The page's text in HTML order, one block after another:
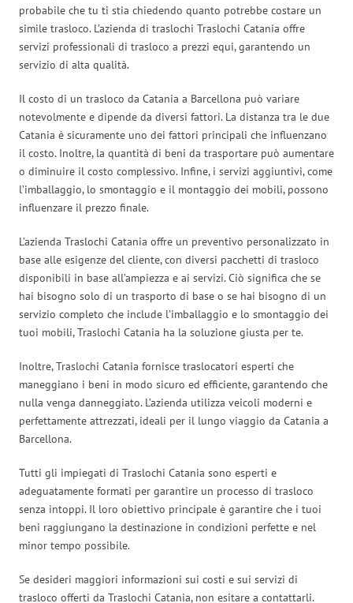
probabile che tu ti stia chiedendo quanto potrebbe costare un
simile trasloco. L’azienda di traslochi Traslochi Catania offre
servizi professionali di trasloco a prezzi equi, garantendo un
servizio di alta qualità.
Il costo di un trasloco da Catania a Barcellona può variare
notevolmente e dipende da diversi fattori. La distanza tra le due
Catania è sicuramente uno dei fattori principali che influenzano
il costo. Inoltre, la quantità di beni da trasportare può aumentare
o diminuire il costo complessivo. Infine, i servizi aggiuntivi, come
l’imballaggio, lo smontaggio e il montaggio dei mobili, possono
influenzare il prezzo finale.
L’azienda Traslochi Catania offre un preventivo personalizzato in
base alle esigenze del cliente, con diversi pacchetti di trasloco
disponibili in base all’ampiezza e ai servizi. Ciò significa che se
hai bisogno solo di un trasporto di base o se hai bisogno di un
servizio completo che include l’imballaggio e lo smontaggio dei
tuoi mobili, Traslochi Catania ha la soluzione giusta per te.
Inoltre, Traslochi Catania fornisce traslocatori esperti che
maneggiano i beni in modo sicuro ed efficiente, garantendo che
nulla venga danneggiato. L’azienda utilizza veicoli moderni e
perfettamente attrezzati, ideali per il lungo viaggio da Catania a
Barcellona.
Tutti gli impiegati di Traslochi Catania sono esperti e
adeguatamente formati per garantire un processo di trasloco
senza intoppi. Il loro obiettivo principale è garantire che i tuoi
beni raggiungano la destinazione in condizioni perfette e nel
minor tempo possibile.
Se desideri maggiori informazioni sui costi e sui servizi di
trasloco offerti da Traslochi Catania, non esitare a contattarli.